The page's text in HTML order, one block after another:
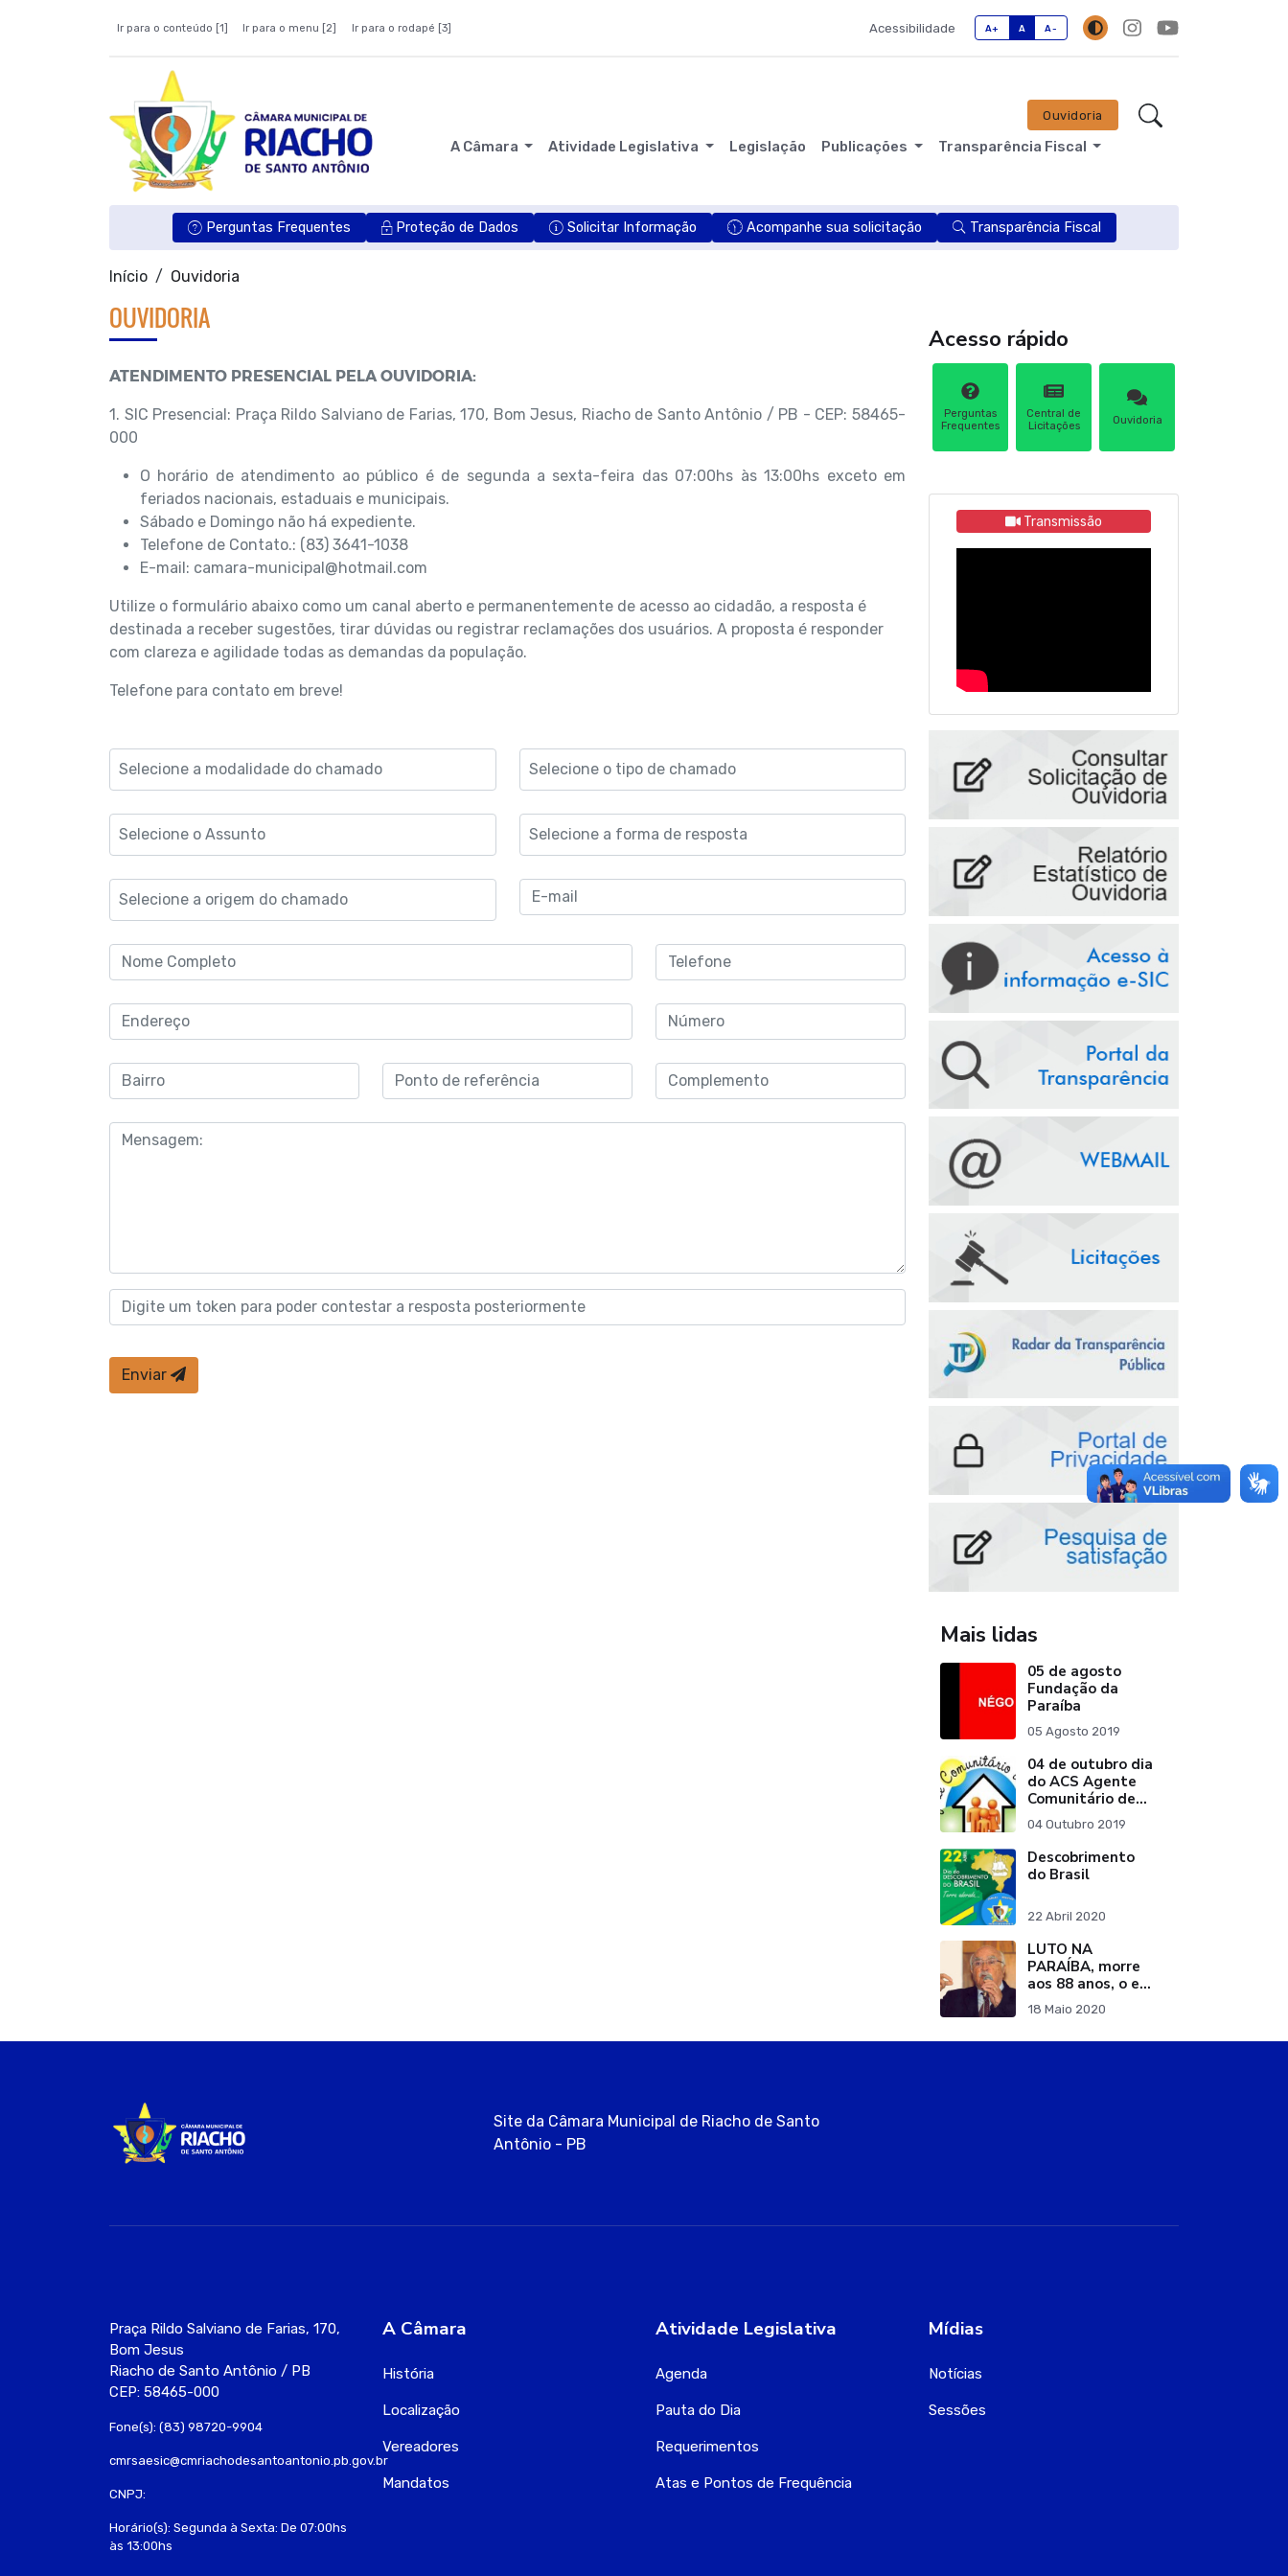
Ir para o conteúdo [1] Ir para o menu [2] Ir para o rodapé [3] Acessibilidade A+ A A-
A Câmara Atividade Legislativa Legislação Publicações Transparência Fiscal
Ouvidoria
Perguntas Frequentes Proteção de Dados Solicitar Informação Acompanhe sua solicitação Transparência Fiscal
Início Ouvidoria
OUVIDORIA
ATENDIMENTO PRESENCIAL PELA OUVIDORIA:
1. SIC Presencial: Praça Rildo Salviano de Farias, 170, Bom Jesus, Riacho de Santo Antônio / PB - CEP: 58465-
000
O horário de atendimento ao público é de segunda a sexta-feira das 07:00hs às 13:00hs exceto em
feriados nacionais, estaduais e municipais.
Sábado e Domingo não há expediente.
Telefone de Contato.: (83) 3641-1038
E-mail: camara-municipal@hotmail.com
Utilize o formulário abaixo como um canal aberto e permanentemente de acesso ao cidadão, a resposta é
destinada a receber sugestões, tirar dúvidas ou registrar reclamações dos usuários. A proposta é responder
com clareza e agilidade todas as demandas da população.
Telefone para contato em breve!
Enviar
Acesso rápido
Perguntas
Frequentes
Central de
Licitações
Ouvidoria
Transmissão
Mais lidas
05 de agosto
Fundação da
Paraíba
05 Agosto 2019
04 de outubro dia
do ACS Agente
Comunitário de
Saúde
04 Outubro 2019
Descobrimento
do Brasil
22 Abril 2020
LUTO NA
PARAÍBA, morre
aos 88 anos, o ex
Governador
Wilson Braga
18 Maio 2020
Site da Câmara Municipal de Riacho de Santo
Antônio - PB
Praça Rildo Salviano de Farias, 170,
Bom Jesus
Riacho de Santo Antônio / PB
CEP: 58465-000
Fone(s): (83) 98720-9904
cmrsaesic@cmriachodesantoantonio.pb.gov.br
CNPJ:
Horário(s): Segunda à Sexta: De 07:00hs
às 13:00hs
A Câmara
História
Localização
Vereadores
Mandatos
Atividade Legislativa
Agenda
Pauta do Dia
Requerimentos
Atas e Pontos de Frequência
Mídias
Notícias
Sessões